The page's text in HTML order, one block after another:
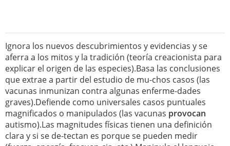
Ignora los nuevos descubrimientos y evidencias y se
aferra a los mitos y la tradición (teoría creacionista para
explicar el origen de las especies).Basa las conclusiones
que extrae a partir del estudio de mu-chos casos (las
vacunas inmunizan contra algunas enferme-dades
graves).Defiende como universales casos puntuales
magnificados o manipulados (las vacunas provocan
autismo).Las magnitudes físicas tienen una definición
clara y si se de-tectan es porque se pueden medir